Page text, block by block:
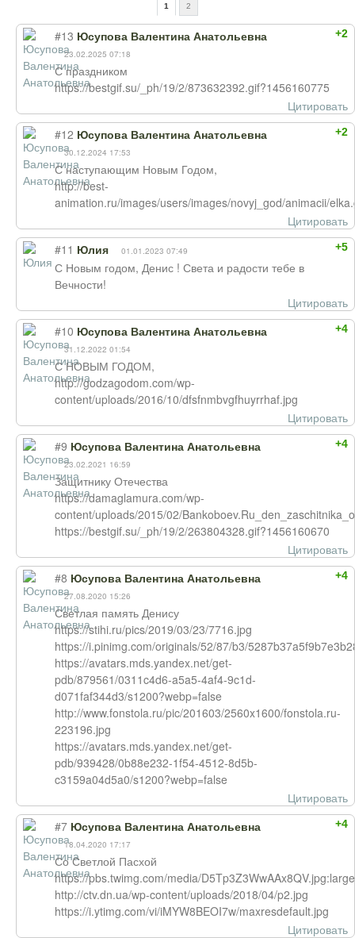
1 2
+2
#13 Юсупова Валентина Анатольевна
23.02.2025 07:18
С праздником
https://bestgif.su/_ph/19/2/873632392.gif?1456160775
Цитировать
+2
#12 Юсупова Валентина Анатольевна
30.12.2024 17:53
С наступающим Новым Годом,
http://best-
animation.ru/images/users/images/novyj_god/animacii/
Цитировать
+5
#11 Юлия 01.01.2023 07:49
С Новым годом, Денис ! Света и радости тебе в
Вечности!
Цитировать
+4
#10 Юсупова Валентина Анатольевна
31.12.2022 01:54
С НОВЫМ ГОДОМ,
http://godzagodom.com/wp-
content/uploads/2016/10/dfsfnmbvgfhuyrrhaf.jpg
Цитировать
+4
#9 Юсупова Валентина Анатольевна
23.02.2021 16:59
Защитнику Отечества
https://damaglamura.com/wp-
content/uploads/2015/02/
https://bestgif.su/_ph/19/2/263804328.gif?1456160670
Цитировать
+4
#8 Юсупова Валентина Анатольевна
27.08.2020 15:26
Светлая память Денису
https://stihi.ru/pics/2019/03/23/7716.jpg
https://i.pinimg.com/originals/52/87/b3/
https://avatars.mds.yandex.net/get-
pdb/879561/0311c4d6-a5a5-4af4-9c1d-
d071faf344d3/s1200?webp=false
http://www.fonstola.ru/pic/201603/2560x1600/fonstola.ru-
223196.jpg
https://avatars.mds.yandex.net/get-
pdb/939428/0b88e232-1f54-4512-8d5b-
c3159a04d5a0/s1200?webp=false
Цитировать
+4
#7 Юсупова Валентина Анатольевна
18.04.2020 17:17
Со Светлой Пасхой
https://pbs.twimg.com/media/D5Tp3Z3WwAAx8QV.jpg:large
http://ctv.dn.ua/wp-content/uploads/2018/04/p2.jpg
https://i.ytimg.com/vi/iMYW8BEOI7w/maxresdefault.jpg
Цитировать